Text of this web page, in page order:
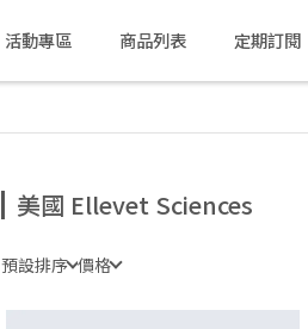
活動專區 商品列表 定期訂閱
美國 Ellevet Sciences
預設排序 價格